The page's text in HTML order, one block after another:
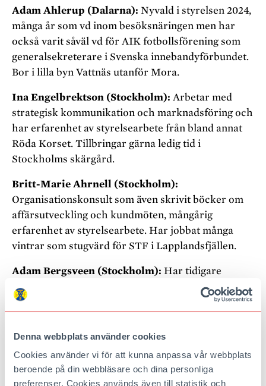
Denna webbplats använder cookies
Cookies använder vi för att kunna anpassa vår webbplats
beroende på din webbläsare och dina personliga
preferenser. Cookies används även till statistik och
Adam Ahlerup (Dalarna): Nyvald i styrelsen 2024,
många år som vd inom besöksnäringen men har
också varit såväl vd för AIK fotbollsförening som
generalsekreterare i Svenska innebandyförbundet.
Bor i lilla byn Vattnäs utanför Mora.
Ina Engelbrektson (Stockholm): Arbetar med
strategisk kommunikation och marknadsföring och
har erfarenhet av styrelsearbete från bland annat
Röda Korset. Tillbringar gärna ledig tid i
Stockholms skärgård.
Britt-Marie Ahrnell (Stockholm):
Organisationskonsult som även skrivit böcker om
affärsutveckling och kundmöten, mångårig
erfarenhet av styrelsearbete. Har jobbat många
vintrar som stugvärd för STF i Lapplandsfjällen.
Adam Bergsveen (Stockholm): Har tidigare
arbetat som tjänsteman både riksdag och regering
och som kommunikationschef på
fjälledare.
Martin Sundin (Stockholm): Chef för
myndigheten Institutet för språk och folkminnen,